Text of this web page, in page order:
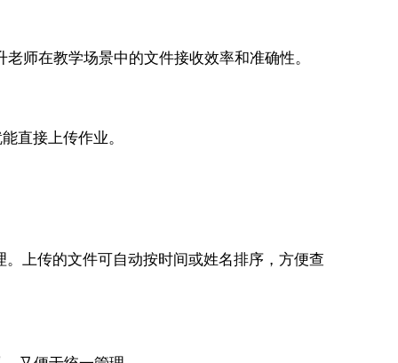
师在教学场景中的文件接收效率和准确性。
直接上传作业。
上传的文件可自动按时间或姓名排序，方便查